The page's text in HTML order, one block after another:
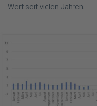
Wert seit vielen Jahren.